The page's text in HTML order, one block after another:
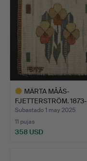
MÄRTA MÅÅS-
FJETTERSTRÖM. 1873-
1941, Tejido…
Subastado 1 may 2025
11 pujas
358 USD